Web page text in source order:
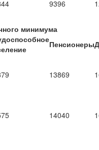
9396
минимума
Пенсионеры
13869
14040